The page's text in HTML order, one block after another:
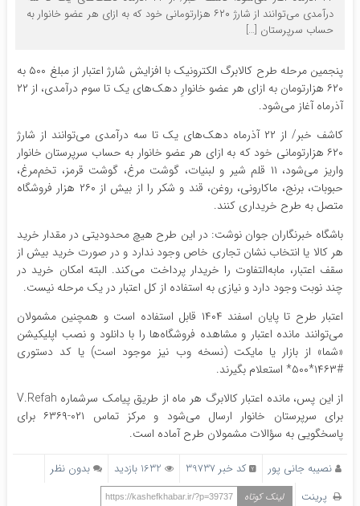
درآمدی می‌توانند از شارژ ۶۲۰ هزارتومانی خود که به ازای هر عضو خانوار به
حساب سرپرستان […]
پنجمین مرحله طرح کالابرگ الکترونیک با افزایش شارژ اعتبار از مبلغ ۵۰۰ به
۶۲۰ هزارتومان به ازای هر عضو خانوارِ دهک‌های یک تا سوم درآمدی، از ۲۲
آذرماه آغاز می‌شود.
کاشف خبر/ از ۲۲ آذرماه دهک‌های یک تا سه درآمدی می‌توانند از شارژ
۶۲۰ هزارتومانی خود که به ازای هر عضو خانوار به حساب سرپرستان خانوار
واریز می‌شود، ۱۱ قلم شیر و لبنیات، گوشت مرغ، گوشت قرمز، تخم‌مرغ،
حبوبات، برنج، ماکارونی، روغن، قند و شکر را از بیش از ۲۶۰ هزار فروشگاه
متصل به طرح خریداری کنند.
باشگاه خبرنگاران جوان نوشت: در این طرح هیچ محدودیتی در مقدار خرید
هر کالا یا انتخاب نشان تجاری خاص وجود ندارد و در صورت خرید بیش از
سقف اعتبار، مابه‌التفاوت را خریدار پرداخت می‌کند. البته امکان خرید در
چند نوبت وجود دارد و نیازی به استفاده از کل اعتبار در یک مرحله نیست.
اعتبار طرح تا پایان اسفند ۱۴۰۴ قابل استفاده است و همچنین مشمولان
می‌توانند مانده اعتبار و مشاهده فروشگاه‌ها را با دانلود و نصب اپلیکیشن
«شما» از بازار یا مایکت (نسخه وب نیز موجود است) یا کد دستوری
#۱۴۶۳*۵۰۰* استعلام بگیرند.
از این پس، مانده اعتبار کالابرگ هر ماه از طریق پیامک سرشماره V.Refah
برای سرپرستان خانوار ارسال می‌شود و مرکز تماس ۰۲۱-۶۳۶۹ برای
پاسخگویی به سؤالات مشمولان طرح آماده است.
نصیبه جانی پور کد خبر 39737 1632 بازدید
بدون نظر
پرینت
لینک کوتاه https://kashefkhabar.ir/?p=39737